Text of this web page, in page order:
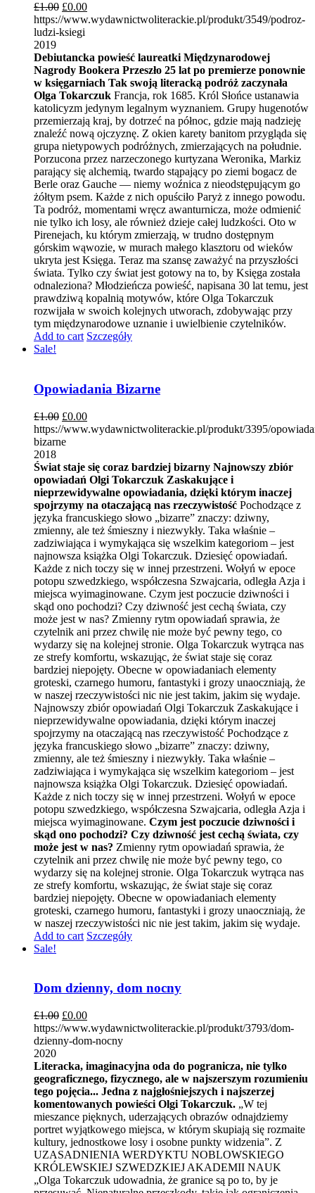
£1.00 £0.00
https://www.wydawnictwoliterackie.pl/produkt/3549/podroz-
ludzi-ksiegi
2019
Debiutancka powieść laureatki Międzynarodowej
Nagrody Bookera Przeszło 25 lat po premierze ponownie
w księgarniach Tak swoją literacką podróż zaczynała
Olga Tokarczuk Francja, rok 1685. Król Słońce ustanawia
katolicyzm jedynym legalnym wyznaniem. Grupy hugenotów
przemierzają kraj, by dotrzeć na północ, gdzie mają nadzieję
znaleźć nową ojczyznę. Z okien karety banitom przygląda się
grupa nietypowych podróżnych, zmierzających na południe.
Porzucona przez narzeczonego kurtyzana Weronika, Markiz
parający się alchemią, twardo stąpający po ziemi bogacz de
Berle oraz Gauche — niemy woźnica z nieodstępującym go
żółtym psem. Każde z nich opuściło Paryż z innego powodu.
Ta podróż, momentami wręcz awanturnicza, może odmienić
nie tylko ich losy, ale również dzieje całej ludzkości. Oto w
Pirenejach, ku którym zmierzają, w trudno dostępnym
górskim wąwozie, w murach małego klasztoru od wieków
ukryta jest Księga. Teraz ma szansę zaważyć na przyszłości
świata. Tylko czy świat jest gotowy na to, by Księga została
odnaleziona? Młodzieńcza powieść, napisana 30 lat temu, jest
prawdziwą kopalnią motywów, które Olga Tokarczuk
rozwijała w swoich kolejnych utworach, zdobywając przy
tym międzynarodowe uznanie i uwielbienie czytelników.
Add to cart Szczegóły
Sale!
Opowiadania Bizarne
£1.00 £0.00
https://www.wydawnictwoliterackie.pl/produkt/3395/
bizarne
2018
Świat staje się coraz bardziej bizarny Najnowszy zbiór
opowiadań Olgi Tokarczuk Zaskakujące i
nieprzewidywalne opowiadania, dzięki którym inaczej
spojrzymy na otaczającą nas rzeczywistość Pochodzące z
języka francuskiego słowo „bizarre” znaczy: dziwny,
zmienny, ale też śmieszny i niezwykły. Taka właśnie –
zadziwiająca i wymykająca się wszelkim kategoriom – jest
najnowsza książka Olgi Tokarczuk. Dziesięć opowiadań.
Każde z nich toczy się w innej przestrzeni. Wołyń w epoce
potopu szwedzkiego, współczesna Szwajcaria, odległa Azja i
miejsca wyimaginowane. Czym jest poczucie dziwności i
skąd ono pochodzi? Czy dziwność jest cechą świata, czy
może jest w nas? Zmienny rytm opowiadań sprawia, że
czytelnik ani przez chwilę nie może być pewny tego, co
wydarzy się na kolejnej stronie. Olga Tokarczuk wytrąca nas
ze strefy komfortu, wskazując, że świat staje się coraz
bardziej niepojęty. Obecne w opowiadaniach elementy
groteski, czarnego humoru, fantastyki i grozy unaoczniają, że
w naszej rzeczywistości nic nie jest takim, jakim się wydaje.
Najnowszy zbiór opowiadań Olgi Tokarczuk Zaskakujące i
nieprzewidywalne opowiadania, dzięki którym inaczej
spojrzymy na otaczającą nas rzeczywistość Pochodzące z
języka francuskiego słowo „bizarre” znaczy: dziwny,
zmienny, ale też śmieszny i niezwykły. Taka właśnie –
zadziwiająca i wymykająca się wszelkim kategoriom – jest
najnowsza książka Olgi Tokarczuk. Dziesięć opowiadań.
Każde z nich toczy się w innej przestrzeni. Wołyń w epoce
potopu szwedzkiego, współczesna Szwajcaria, odległa Azja i
miejsca wyimaginowane. Czym jest poczucie dziwności i
skąd ono pochodzi? Czy dziwność jest cechą świata, czy
może jest w nas? Zmienny rytm opowiadań sprawia, że
czytelnik ani przez chwilę nie może być pewny tego, co
wydarzy się na kolejnej stronie. Olga Tokarczuk wytrąca nas
ze strefy komfortu, wskazując, że świat staje się coraz
bardziej niepojęty. Obecne w opowiadaniach elementy
groteski, czarnego humoru, fantastyki i grozy unaoczniają, że
w naszej rzeczywistości nic nie jest takim, jakim się wydaje.
Add to cart Szczegóły
Sale!
Dom dzienny, dom nocny
£1.00 £0.00
https://www.wydawnictwoliterackie.pl/produkt/3793/dom-
dzienny-dom-nocny
2020
Literacka, imaginacyjna oda do pogranicza, nie tylko
geograficznego, fizycznego, ale w najszerszym rozumieniu
tego pojęcia... Jedna z najgłośniejszych i najszerzej
komentowanych powieści Olgi Tokarczuk. „W tej
mieszance pięknych, uderzających obrazów odnajdziemy
portret wyjątkowego miejsca, w którym skupiają się rozmaite
kultury, jednostkowe losy i osobne punkty widzenia”. Z
UZASADNIENIA WERDYKTU NOBLOWSKIEGO
KRÓLEWSKIEJ SZWEDZKIEJ AKADEMII NAUK
„Olga Tokarczuk udowadnia, że granice są po to, by je